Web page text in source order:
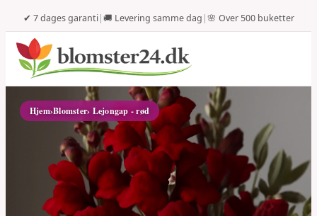
✔ 7 dages garanti|🚚 Levering samme dag |🌸 Over 500 buketter
Hjem›Blomster› Lejongap - rød